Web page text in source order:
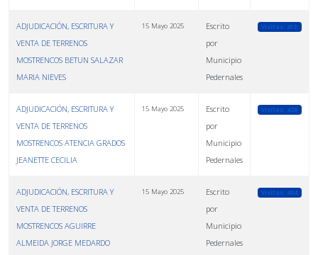
ADJUDICACIÓN, ESCRITURA Y
VENTA DE TERRENOS
MOSTRENCOS BETUN SALAZAR
MARIA NIEVES
15 Mayo 2025
Escrito
por
Municipio
Pedernales
Visitas: 413
ADJUDICACIÓN, ESCRITURA Y
VENTA DE TERRENOS
MOSTRENCOS ATENCIA GRADOS
JEANETTE CECILIA
15 Mayo 2025
Escrito
por
Municipio
Pedernales
Visitas: 428
ADJUDICACIÓN, ESCRITURA Y
VENTA DE TERRENOS
MOSTRENCOS AGUIRRE
ALMEIDA JORGE MEDARDO
15 Mayo 2025
Escrito
por
Municipio
Pedernales
Visitas: 404